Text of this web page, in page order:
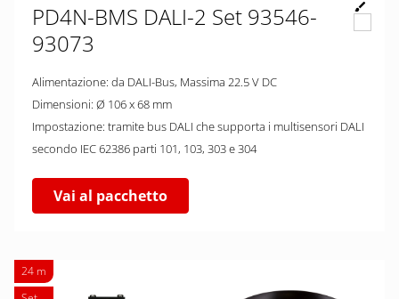
PD4N-BMS DALI-2 Set 93546-
93073
Alimentazione: da DALI-Bus, Massima 22.5 V DC
Dimensioni: Ø 106 x 68 mm
Impostazione: tramite bus DALI che supporta i multisensori DALI
secondo IEC 62386 parti 101, 103, 303 e 304
Vai al pacchetto
24 m